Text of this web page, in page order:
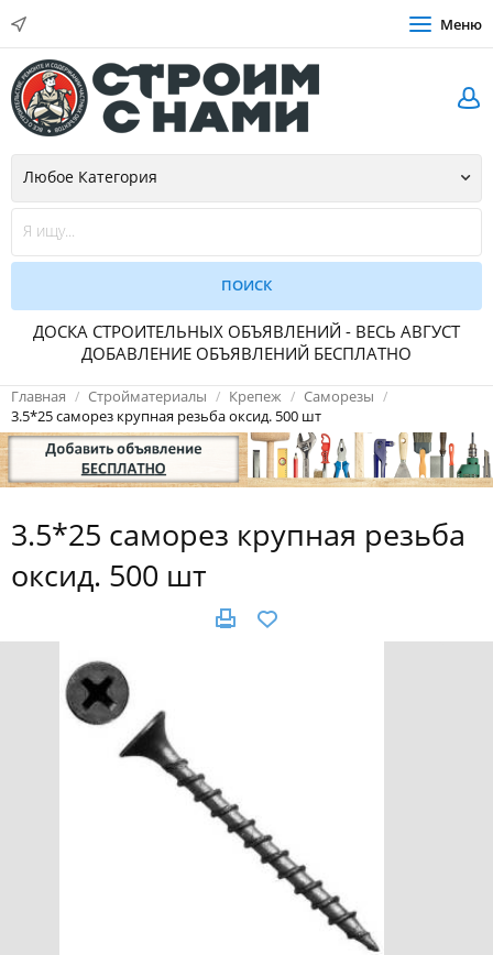
Меню
ДОСКА СТРОИТЕЛЬНЫХ ОБЪЯВЛЕНИЙ - ВЕСЬ АВГУСТ
ДОБАВЛЕНИЕ ОБЪЯВЛЕНИЙ БЕСПЛАТНО
Главная Стройматериалы Крепеж
Саморезы
3.5*25 саморез крупная резьба оксид. 500 шт
3.5*25 саморез крупная резьба
оксид. 500 шт